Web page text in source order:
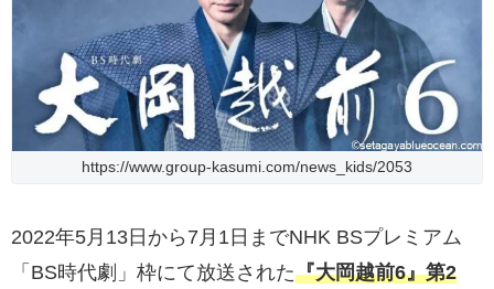
https://www.group-kasumi.com/news_kids/2053
2022年5月13日から7月1日までNHK BSプレミアム
「BS時代劇」枠にて放送された『大岡越前6』第2